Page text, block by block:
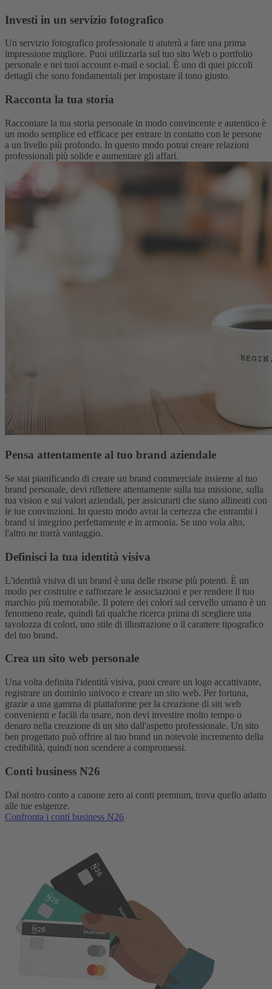
Investi in un servizio fotografico
Un servizio fotografico professionale ti aiuterà a fare una prima
impressione migliore. Puoi utilizzarla sul tuo sito Web o portfolio
personale e nei tuoi account e-mail e social. È uno di quei piccoli
dettagli che sono fondamentali per impostare il tono giusto.
Racconta la tua storia
Raccontare la tua storia personale in modo convincente e autentico è
un modo semplice ed efficace per entrare in contatto con le persone
a un livello più profondo. In questo modo potrai creare relazioni
professionali più solide e aumentare gli affari.
Pensa attentamente al tuo brand aziendale
Se stai pianificando di creare un brand commerciale insieme al tuo
brand personale, devi riflettere attentamente sulla tua missione, sulla
tua vision e sui valori aziendali, per assicurarti che siano allineati con
le tue convinzioni. In questo modo avrai la certezza che entrambi i
brand si integrino perfettamente e in armonia. Se uno vola alto,
l'altro ne trarrà vantaggio.
Definisci la tua identità visiva
L'identità visiva di un brand è una delle risorse più potenti. È un
modo per costruire e rafforzare le associazioni e per rendere il tuo
marchio più memorabile. Il potere dei colori sul cervello umano è un
fenomeno reale, quindi fai qualche ricerca prima di scegliere una
tavolozza di colori, uno stile di illustrazione o il carattere tipografico
del tuo brand.
Crea un sito web personale
Una volta definita l'identità visiva, puoi creare un logo accattivante,
registrare un dominio univoco e creare un sito web. Per fortuna,
grazie a una gamma di piattaforme per la creazione di siti web
convenienti e facili da usare, non devi investire molto tempo o
denaro nella creazione di un sito dall'aspetto professionale. Un sito
ben progettato può offrire al tuo brand un notevole incremento della
credibilità, quindi non scendere a compromessi.
Conti business N26
Dal nostro conto a canone zero ai conti premium, trova quello adatto
alle tue esigenze.
Confronta i conti business N26